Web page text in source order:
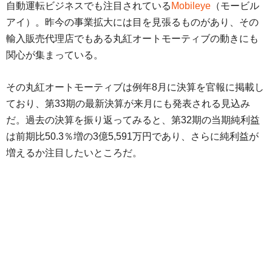
自動運転ビジネスでも注目されている Mobileye （モービル
アイ）。昨今の事業拡大には目を見張るものがあり、その
輸入販売代理店でもある丸紅オートモーティブの動きにも
関心が集まっている。
その丸紅オートモーティブは例年8月に決算を官報に掲載し
ており、第33期の最新決算が来月にも発表される見込み
だ。過去の決算を振り返ってみると、第32期の当期純利益
は前期比50.3％増の3億5,591万円であり、さらに純利益が
増えるか注目したいところだ。